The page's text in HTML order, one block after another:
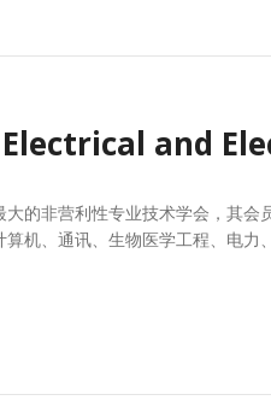
and
的非营利性专业技术学会，其会
机、通讯、生物医学工程、电力